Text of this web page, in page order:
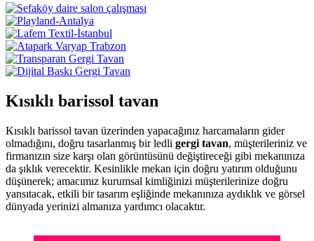
Kısıklı barissol tavan
Kısıklı barissol tavan üzerinden yapacağınız harcamaların gider
olmadığını, doğru tasarlanmış bir ledli gergi tavan, müşterileriniz ve
firmanızın size karşı olan görüntüsünü değiştireceği gibi mekanınıza
da şıklık verecektir. Kesinlikle mekan için doğru yatırım olduğunu
düşünerek; amacımız kurumsal kimliğinizi müşterilerinize doğru
yansıtacak, etkili bir tasarım eşliğinde mekanınıza aydıklık ve görsel
dünyada yerinizi almanıza yardımcı olacaktır.